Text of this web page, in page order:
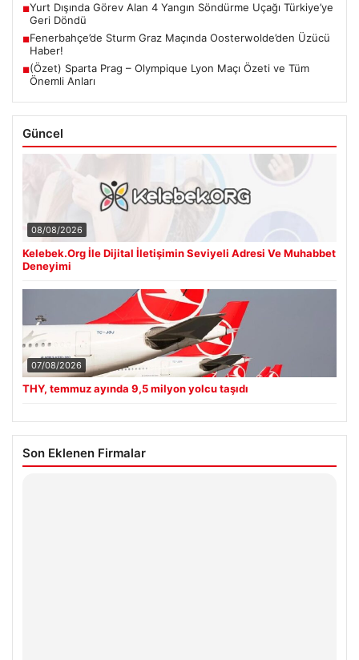
■Yurt Dışında Görev Alan 4 Yangın Söndürme Uçağı Türkiye’ye
Geri Döndü
■Fenerbahçe’de Sturm Graz Maçında Oosterwolde’den Üzücü
Haber!
■(Özet) Sparta Prag – Olympique Lyon Maçı Özeti ve Tüm
Önemli Anları
Güncel
08/08/2026
Kelebek.Org İle Dijital İletişimin Seviyeli Adresi Ve Muhabbet
Deneyimi
07/08/2026
THY, temmuz ayında 9,5 milyon yolcu taşıdı
Son Eklenen Firmalar